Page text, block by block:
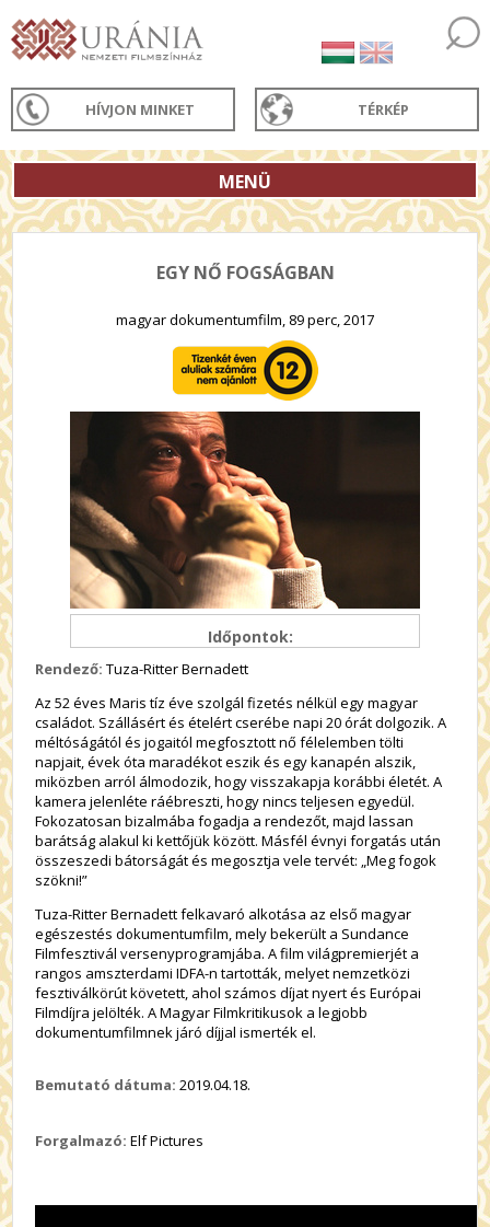
HÍVJON MINKET TÉRKÉP
MENÜ
EGY NŐ FOGSÁGBAN
magyar dokumentumfilm, 89 perc, 2017
Időpontok:
Rendező: Tuza-Ritter Bernadett
Az 52 éves Maris tíz éve szolgál fizetés nélkül egy magyar
családot. Szállásért és ételért cserébe napi 20 órát dolgozik. A
méltóságától és jogaitól megfosztott nő félelemben tölti
napjait, évek óta maradékot eszik és egy kanapén alszik,
miközben arról álmodozik, hogy visszakapja korábbi életét. A
kamera jelenléte ráébreszti, hogy nincs teljesen egyedül.
Fokozatosan bizalmába fogadja a rendezőt, majd lassan
barátság alakul ki kettőjük között. Másfél évnyi forgatás után
összeszedi bátorságát és megosztja vele tervét: „Meg fogok
szökni!”
Tuza-Ritter Bernadett felkavaró alkotása az első magyar
egészestés dokumentumfilm, mely bekerült a Sundance
Filmfesztivál versenyprogramjába. A film világpremierjét a
rangos amszterdami IDFA-n tartották, melyet nemzetközi
fesztiválkörút követett, ahol számos díjat nyert és Európai
Filmdíjra jelölték. A Magyar Filmkritikusok a legjobb
dokumentumfilmnek járó díjjal ismerték el.
Bemutató dátuma: 2019.04.18.
Forgalmazó: Elf Pictures